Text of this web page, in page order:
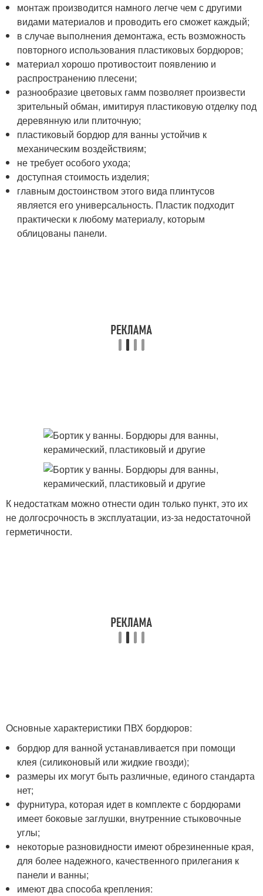
монтаж производится намного легче чем с другими
видами материалов и проводить его сможет каждый;
в случае выполнения демонтажа, есть возможность
повторного использования пластиковых бордюров;
материал хорошо противостоит появлению и
распространению плесени;
разнообразие цветовых гамм позволяет произвести
зрительный обман, имитируя пластиковую отделку под
деревянную или плиточную;
пластиковый бордюр для ванны устойчив к
механическим воздействиям;
не требует особого ухода;
доступная стоимость изделия;
главным достоинством этого вида плинтусов
является его универсальность. Пластик подходит
практически к любому материалу, которым
облицованы панели.
К недостаткам можно отнести один только пункт, это их
не долгосрочность в эксплуатации, из-за недостаточной
герметичности.
Основные характеристики ПВХ бордюров:
бордюр для ванной устанавливается при помощи
клея (силиконовый или жидкие гвозди);
размеры их могут быть различные, единого стандарта
нет;
фурнитура, которая идет в комплекте с бордюрами
имеет боковые заглушки, внутренние стыковочные
углы;
некоторые разновидности имеют обрезиненные края,
для более надежного, качественного прилегания к
панели и ванны;
имеют два способа крепления: